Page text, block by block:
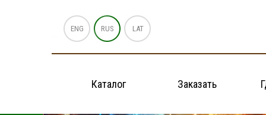
ENG RUS LAT
Каталог Заказать